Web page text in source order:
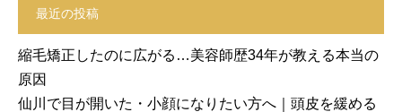
最近の投稿
縮毛矯正したのに広がる…美容師歴34年が教える本当の
原因
仙川で目が開いた・小顔になりたい方へ｜頭皮を緩める